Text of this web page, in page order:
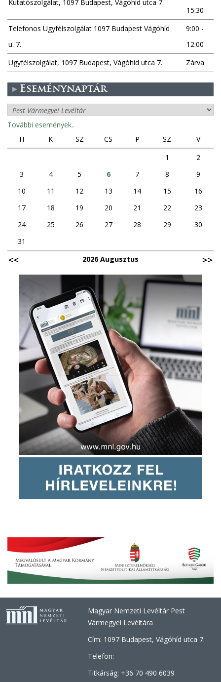
Kutatószolgálat, 1097 Budapest, Vágóhíd utca 7.
15:30
Telefonos Ügyfélszolgálat 1097 Budapest Vágóhíd
u. 7.
9:00 -
12:00
Ügyfélszolgálat, 1097 Budapest, Vágóhíd utca 7.
Zárva
Eseménynaptár
További események..
H
K SZ CS P SZ
V
1
2
3
4 5 6 7 8
9
10
11 12 13 14 15
16
17
18 19 20 21 22
23
24
25 26 27 28 29
30
31
2026 Augusztus
Magyar Nemzeti Levéltár Pest
Vármegyei Levéltára
Cím: 1097 Budapest, Vágóhíd utca 7.
Telefon:
Titkárság: +36 70 490 6039